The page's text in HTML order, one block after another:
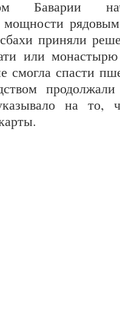
Баварии
мощности
приняли
или
смогла спасти
на то,